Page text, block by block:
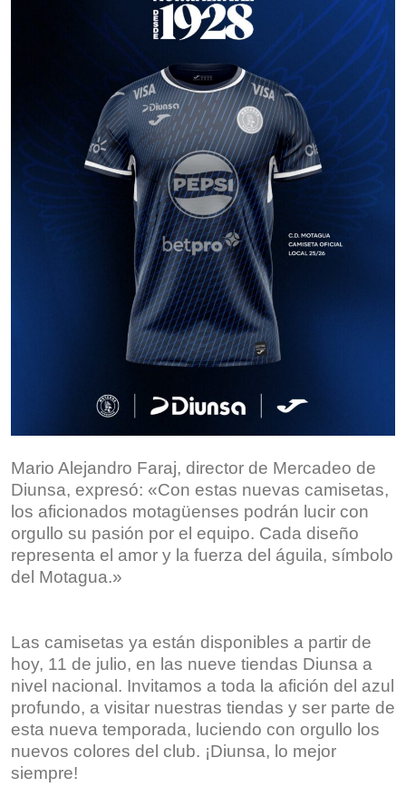
Mario Alejandro Faraj, director de Mercadeo de
Diunsa, expresó: «Con estas nuevas camisetas,
los aficionados motagüenses podrán lucir con
orgullo su pasión por el equipo. Cada diseño
representa el amor y la fuerza del águila, símbolo
del Motagua.»
Las camisetas ya están disponibles a partir de
hoy, 11 de julio, en las nueve tiendas Diunsa a
nivel nacional. Invitamos a toda la afición del azul
profundo, a visitar nuestras tiendas y ser parte de
esta nueva temporada, luciendo con orgullo los
nuevos colores del club. ¡Diunsa, lo mejor
siempre!